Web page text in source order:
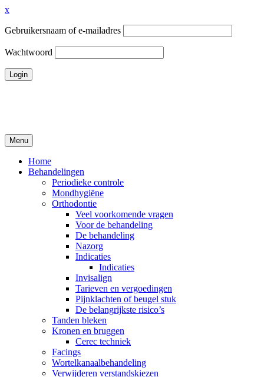
x
Gebruikersnaam of e-mailadres
Wachtwoord
Tandheelkundigcentrum Volendam
Menu
Home
Behandelingen
Periodieke controle
Mondhygiëne
Orthodontie
Veel voorkomende vragen
Voor de behandeling
De behandeling
Nazorg
Indicaties
Indicaties
Invisalign
Tarieven en vergoedingen
Pijnklachten of beugel stuk
De belangrijkste risico’s
Tanden bleken
Kronen en bruggen
Cerec techniek
Facings
Wortelkanaalbehandeling
Verwijderen verstandskiezen